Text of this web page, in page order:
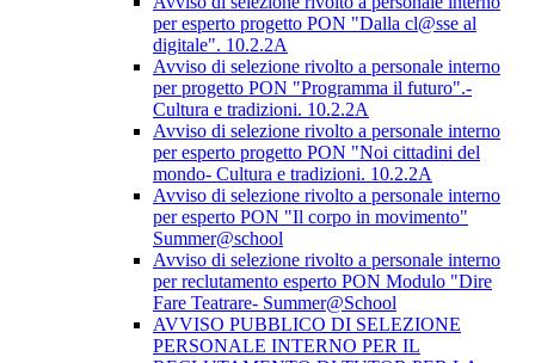
per esperto progetto PON "Dalla cl@sse al
digitale". 10.2.2A
Avviso di selezione rivolto a personale interno
per progetto PON "Programma il futuro".-
Cultura e tradizioni. 10.2.2A
Avviso di selezione rivolto a personale interno
per esperto progetto PON "Noi cittadini del
mondo- Cultura e tradizioni. 10.2.2A
Avviso di selezione rivolto a personale interno
per esperto PON "Il corpo in movimento"
Summer@school
Avviso di selezione rivolto a personale interno
per reclutamento esperto PON Modulo "Dire
Fare Teatrare- Summer@School
AVVISO PUBBLICO DI SELEZIONE
PERSONALE INTERNO PER IL